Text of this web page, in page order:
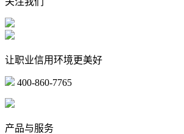
让职业信用环境更美好
400-860-7765
产品与服务